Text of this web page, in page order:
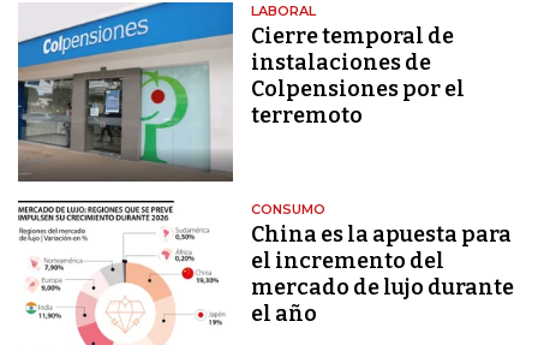
LABORAL
Cierre temporal de
instalaciones de
Colpensiones por el
terremoto
CONSUMO
China es la apuesta para
el incremento del
mercado de lujo durante
el año